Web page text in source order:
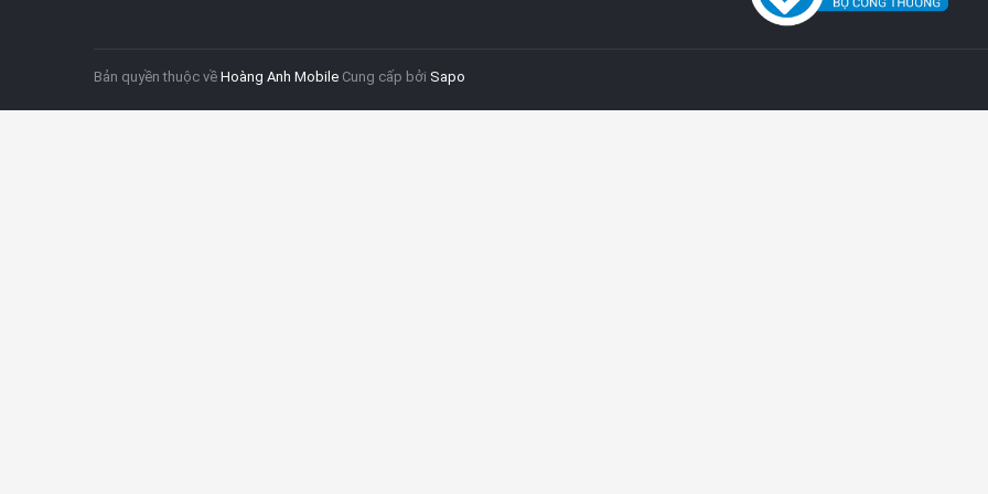
Bản quyền thuộc về Hoàng Anh Mobile Cung cấp bởi Sapo